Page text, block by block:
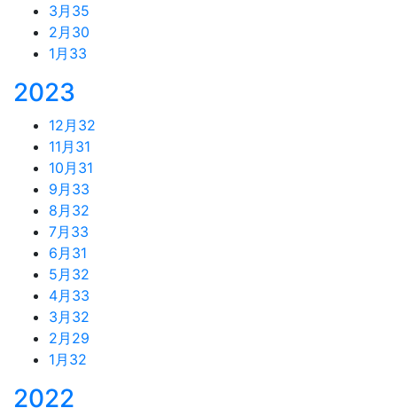
3月 35
2月 30
1月 33
2023
12月 32
11月 31
10月 31
9月 33
8月 32
7月 33
6月 31
5月 32
4月 33
3月 32
2月 29
1月 32
2022